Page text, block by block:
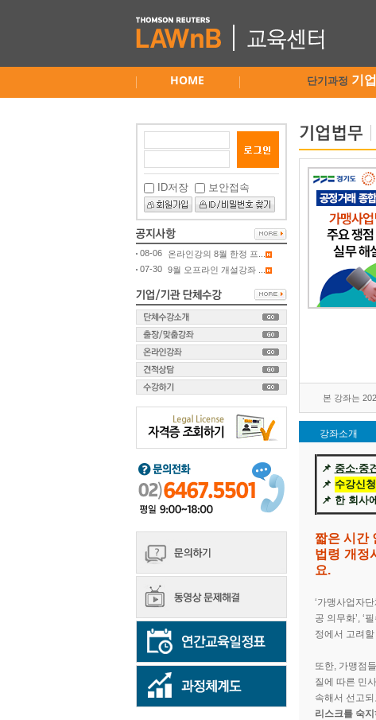
HOME 단기과정 기
ID저장 보안접속
08-06
온라인강의 8월 한정 프...
07-30
9월 오프라인 개설강좌 ...
본 강좌는
강좌소개
📌 중소·중
📌 수강신
​📌 한 회사
짧은 시간
법령 개정
요.
​‘가맹사업자
공 의무화’, ‘
정에서 고려
또한, 가맹점
질에 따른 민
속해서 선고
리스크를 숙